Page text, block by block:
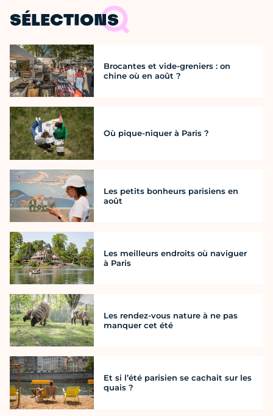
SÉLECTIONS
Brocantes et vide-greniers : on
chine où en août ?
Où pique-niquer à Paris ?
Les petits bonheurs parisiens en
août
Les meilleurs endroits où naviguer
à Paris
Les rendez-vous nature à ne pas
manquer cet été
Et si l’été parisien se cachait sur les
quais ?